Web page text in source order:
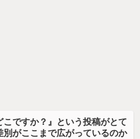
ですか？』という投稿がとて
がここまで広がっているのか